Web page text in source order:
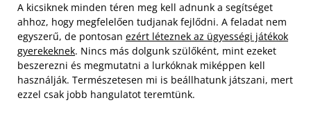
A kicsiknek minden téren meg kell adnunk a segítséget
ahhoz, hogy megfelelően tudjanak fejlődni. A feladat nem
egyszerű, de pontosan ezért léteznek az ügyességi játékok
gyerekeknek. Nincs más dolgunk szülőként, mint ezeket
beszerezni és megmutatni a lurkóknak miképpen kell
használják. Természetesen mi is beállhatunk játszani, mert
ezzel csak jobb hangulatot teremtünk.